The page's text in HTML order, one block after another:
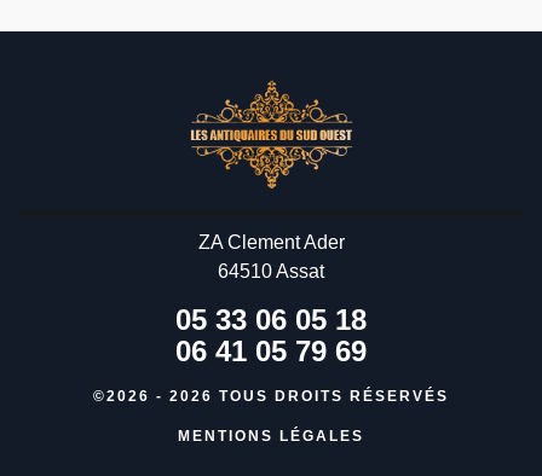
ZA Clement Ader
64510 Assat
05 33 06 05 18
06 41 05 79 69
©2026 - 2026 TOUS DROITS RÉSERVÉS
MENTIONS LÉGALES